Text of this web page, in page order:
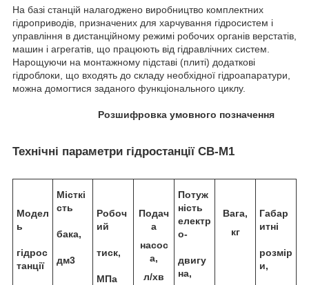
На базі станцій налагоджено виробництво комплектних
гідроприводів, призначених для харчування гідросистем і
управління в дистанційному режимі робочих органів верстатів,
машин і агрегатів, що працюють від гідравлічних систем.
Нарощуючи на монтажному підставі (плиті) додаткові
гідроблоки, що входять до складу необхідної гідроапаратури,
можна домогтися заданого функціонального циклу.
Розшифровка умовного позначення
Технічні параметри гідростанції СВ-М1
Модел
ь
гідрос
танції
Місткі
сть
бака,
дм3
Робоч
ий
тиск,
МПа
Подач
а
насос
а,
л/хв
Потуж
ність
електр
о-
двигу
на,
Вага,
кг
Габар
итні
розмір
и,